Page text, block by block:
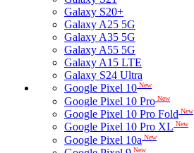
Galaxy S20+
Galaxy A25 5G
Galaxy A35 5G
Galaxy A55 5G
Galaxy A15 LTE
Galaxy S24 Ultra
Google Pixel 10 New
Google Pixel 10 Pro New
Google Pixel 10 Pro Fold New
Google Pixel 10 Pro XL New
Google Pixel 10a New
New